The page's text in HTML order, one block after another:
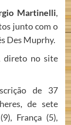
Martinelli,
junto com o
Des Muprhy.
direto no site
de 37
de sete
França (5),